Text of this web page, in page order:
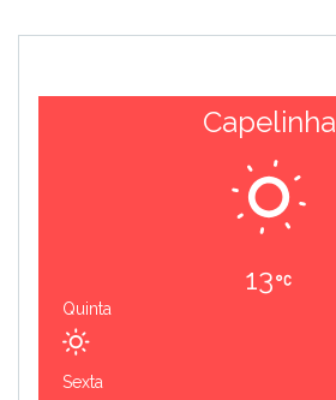
Capelinha
13
Quinta
Sexta